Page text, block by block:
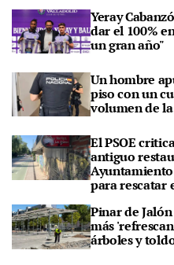
Yeray
dar el 100%
un gran año"
Un hombre
piso con un
volumen de
El PSOE
antiguo
para rescatar
Pinar de
más
árboles y